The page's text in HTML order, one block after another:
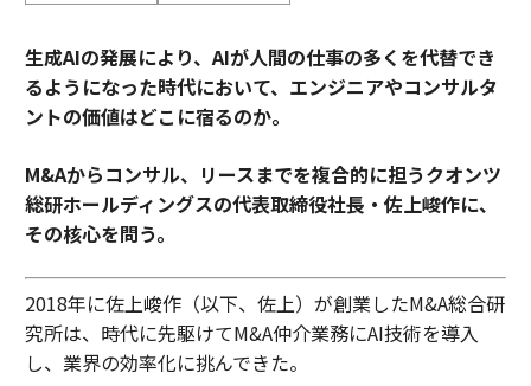
生成AIの発展により、AIが人間の仕事の多くを代替でき
るようになった時代において、エンジニアやコンサルタ
ントの価値はどこに宿るのか。
M&Aからコンサル、リースまでを複合的に担うクオンツ
総研ホールディングスの代表取締役社長・佐上峻作に、
その核心を問う。
2018年に佐上峻作（以下、佐上）が創業したM&A総合研
究所は、時代に先駆けてM&A仲介業務にAI技術を導入
し、業界の効率化に挑んできた。